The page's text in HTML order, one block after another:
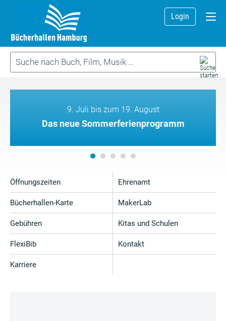
Login
9. Juli bis zum 19. August
Das neue Sommerferienprogramm
Öffnungszeiten
Bücherhallen-Karte
Gebühren
FlexiBib
Karriere
Ehrenamt
MakerLab
Kitas und Schulen
Kontakt